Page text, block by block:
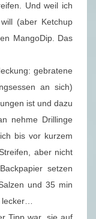
Und weil ich
(aber Ketchup
MangoDip. Das
gebratene
an sich)
ist und dazu
nehme Drillinge
bis vor kurzem
aber nicht
setzen
und 35 min
lecker…